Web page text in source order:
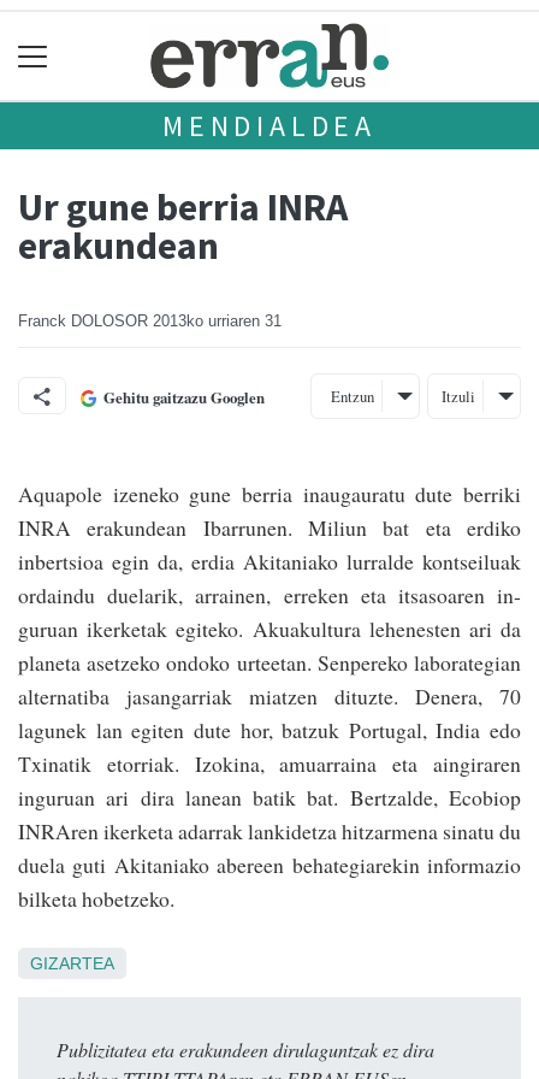
MENDIALDEA
Ur gune berria INRA
erakundean
Franck DOLOSOR 2013ko urriaren 31
Gehitu gaitzazu Googlen Entzun Itzuli
Aquapole izeneko gune berria inaugauratu dute berriki
INRA erakundean Ibarrunen. Miliun bat eta erdiko
inbertsioa egin da, erdia Akitaniako lurralde konts­eiluak
ordaindu duelarik, arrainen, erreken eta itsasoaren in­
guruan ikerketak egiteko. Akuakultura lehenesten ari da
planeta asetzeko ondoko urteetan. Senpereko laborategian
alternatiba jasangarriak miatzen dituzte. Denera, 70
lagunek lan egiten dute hor, batzuk Portugal, India edo
Txinatik etorriak. Izokina, amuarraina eta aingiraren
inguruan ari dira lanean batik bat. Bertzalde, Ecobiop
INRAren ikerketa adarrak lankidetza hitzarmena sinatu du
duela guti Akitaniako abereen behategiarekin informazio
bilketa hobetzeko.
GIZARTEA
Publizitatea eta erakundeen dirulaguntzak ez dira